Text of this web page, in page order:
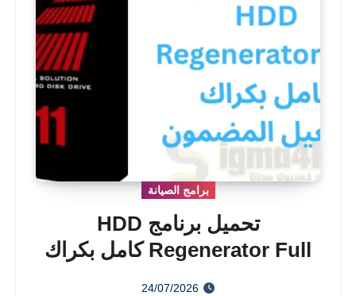
برامج الصيانة
تحميل برنامج HDD
Regenerator Full كامل بكراك
التفعيل المضمون
24/07/2026